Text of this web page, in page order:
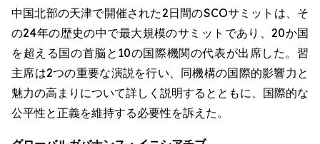
中国北部の天津で開催された2日間のSCOサミットは、そ
の24年の歴史の中で最大規模のサミットであり、20か国
を超える国の首脳と10の国際機関の代表が出席した。習
主席は2つの重要な演説を行い、同機構の国際的影響力と
魅力の高まりについて詳しく説明するとともに、国際的な
公平性と正義を維持する必要性を訴えた。